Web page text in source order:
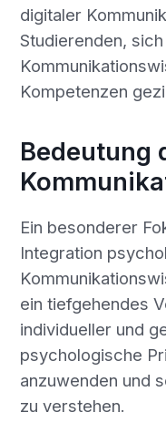
digitaler
Studierenden,
Kompetenzen
Bedeutung
Ein besonderer
Integration
ein tiefgehendes
individueller und
psychologische
anzuwenden und
zu verstehen.